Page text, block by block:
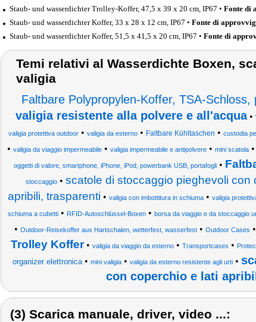
Staub- und wasserdichter Trolley-Koffer, 47,5 x 39 x 20 cm, IP67 • Fonte di
Staub- und wasserdichter Koffer, 33 x 28 x 12 cm, IP67 • Fonte di
Staub- und wasserdichter Koffer, 51,5 x 41,5 x 20 cm, IP67 • Fonte di
Temi relativi al Wasserdichte Boxen,
valigia
Faltbare Polypropylen-Koffer, TSA-
valigia resistente alla polvere e all'acqua•
valigia protettiva outdoor• valigia da esterno• Faltbare Kühltaschen • custodia
• valigia da viaggio impermeabile • valigia impermeabile e antipolvere • mini scatola •
oggetti di valore, smartphone, iPhone, iPod, powerbank USB, portafogli•
stoccaggio • scatole di stoccaggio pieghevoli con
apribili, trasparenti • valigia con imbottitura in schiuma• valigia
schiuma a cubetti• RFID-Autoschlüssel-Boxen• borsa da viaggio e da stoccaggio
• Outdoor-Reisekoffer aus Hartschalen, wetterfest, wasserfest• Outdoor Cases •
Trolley Koffer• valigia da viaggio da esterno • Transportcases •
organizer elettronica• mini valigia• valigia da esterno resistente agli urti•
con coperchio e lati
(3) Scarica manuale, driver, video ...: